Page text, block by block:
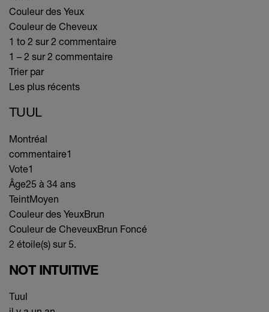
Couleur des Yeux
Couleur de Cheveux
1 to 2 sur 2 commentaire
1 – 2 sur 2 commentaire
Trier par
Les plus récents
TUUL
Montréal
commentaire1
Vote1
Âge25 à 34 ans
TeintMoyen
Couleur des YeuxBrun
Couleur de CheveuxBrun Foncé
2 étoile(s) sur 5.
NOT INTUITIVE
Tuul